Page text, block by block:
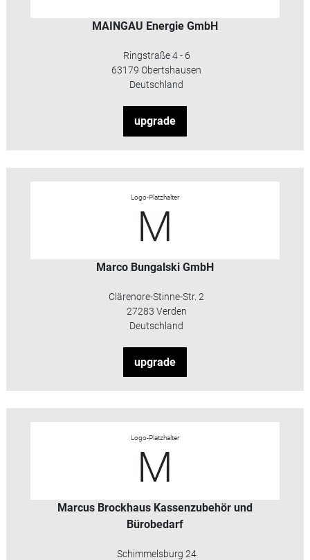
MAINGAU Energie GmbH
Ringstraße 4 - 6
63179 Obertshausen
Deutschland
upgrade
Logo-Platzhalter
M
Marco Bungalski GmbH
Clärenore-Stinne-Str. 2
27283 Verden
Deutschland
upgrade
Logo-Platzhalter
M
Marcus Brockhaus Kassenzubehör und
Bürobedarf
Schimmelsburg 24